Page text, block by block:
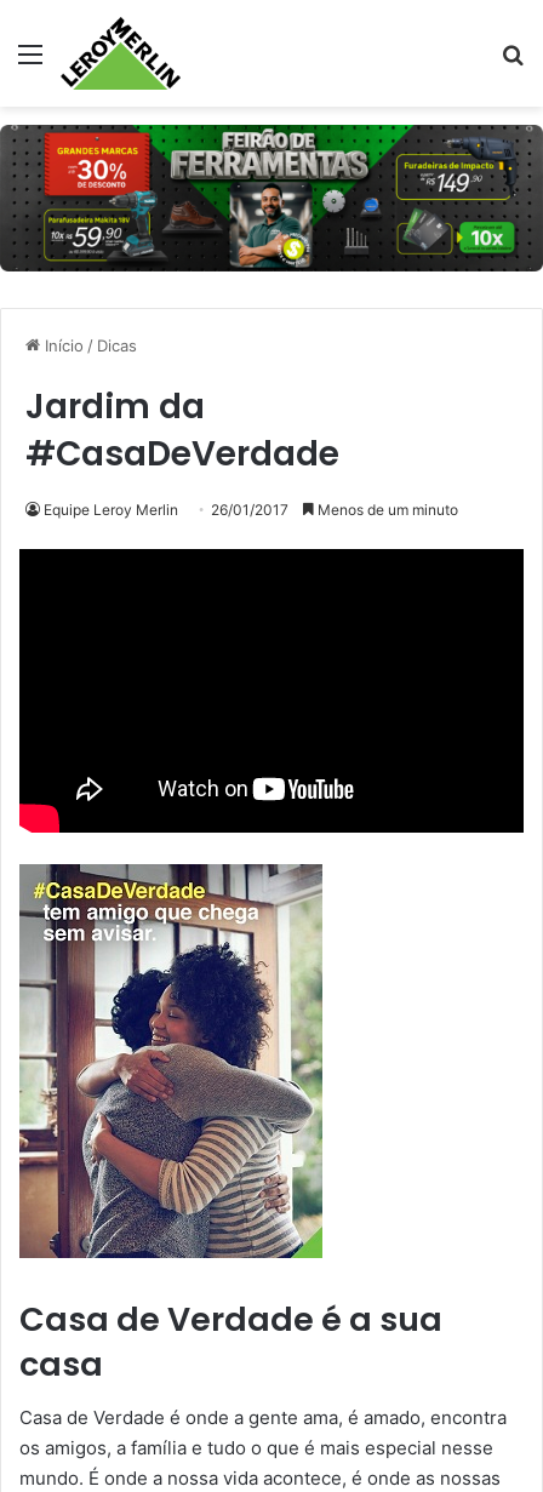
Menu
Início / Dicas
Jardim da
#CasaDeVerdade
Equipe Leroy Merlin 26/01/2017 Menos de um minuto
Casa de Verdade é a sua
casa
Casa de Verdade é onde a gente ama, é amado, encontra
os amigos, a família e tudo o que é mais especial nesse
mundo. É onde a nossa vida acontece, é onde as nossas